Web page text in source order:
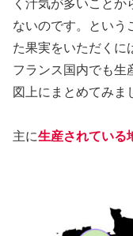
く汁気が多いこと
ないのです。という
た果実をいただくに
フランス国内でも生
図上にまとめてみま
主に生産されている